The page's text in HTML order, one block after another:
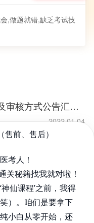
,做题就错,缺乏考试技
全国2022年医师资格报考材料及审核方式公告汇总（各考区）
2022.01.04
问题汇总
能大纲汇总
2021.11.30